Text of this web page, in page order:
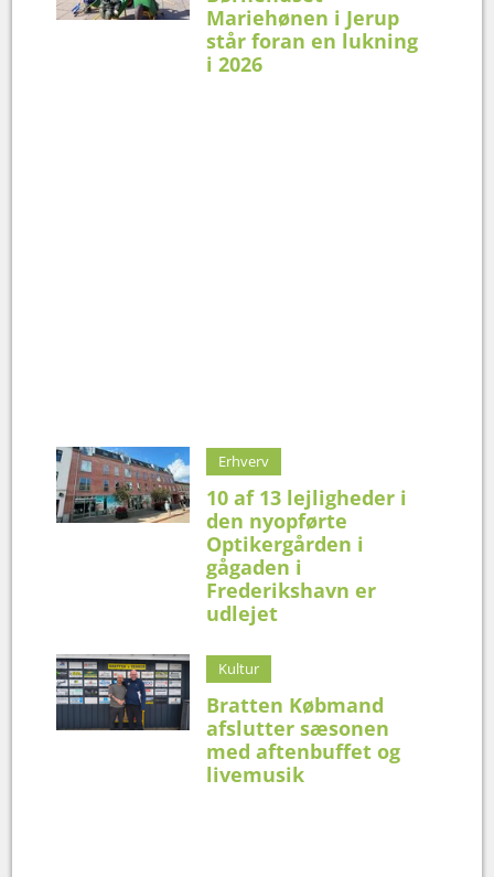
Mariehønen i Jerup
står foran en lukning
i 2026
Erhverv
10 af 13 lejligheder i
den nyopførte
Optikergården i
gågaden i
Frederikshavn er
udlejet
Kultur
Bratten Købmand
afslutter sæsonen
med aftenbuffet og
livemusik